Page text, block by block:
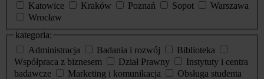
Katowice
Kraków Poznań Sopot
Warszawa
Wrocław
kategoria:
Administracja
Badania i rozwój
Biblioteka
Współpraca z biznesem
Dział Prawny
Instytuty i centra
badawcze
Marketing i komunikacja
Obsługa studenta